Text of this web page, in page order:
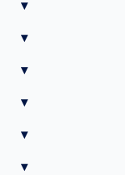
▾
▾
▾
▾
▾
▾